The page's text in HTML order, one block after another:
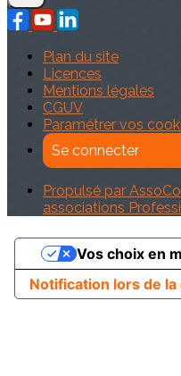
Plan du site
Licences
Mentions légales
CGUV
Paramétrer vos
Se connecter
Propulsé par
associations
Notification lors de la
Vos choix en